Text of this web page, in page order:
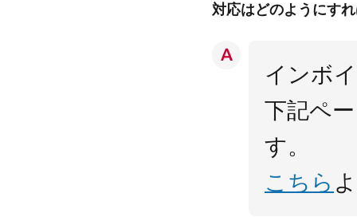
対応はどのようにす
インボ
下記ペ
す。
こちら